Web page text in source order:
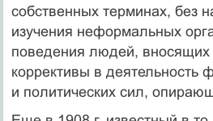
собственных терминах, без
изучения неформальных
поведения людей,
коррективы в деятельность
и политических сил,